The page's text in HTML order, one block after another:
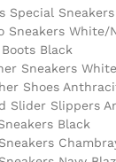
Special
Sneakers White/
Black
Sneakers White
Shoes
Slider Slippers
Black